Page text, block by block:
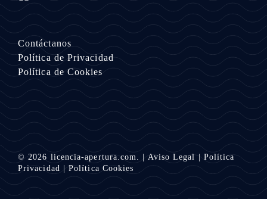
Contáctanos
Política de Privacidad
Política de Cookies
© 2026 licencia-apertura.com. | Aviso Legal | Política
Privacidad |Política Cookies